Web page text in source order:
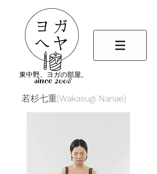
since 2008
東中野、ヨガの部屋。
若杉七重(Wakasugi Nanae)